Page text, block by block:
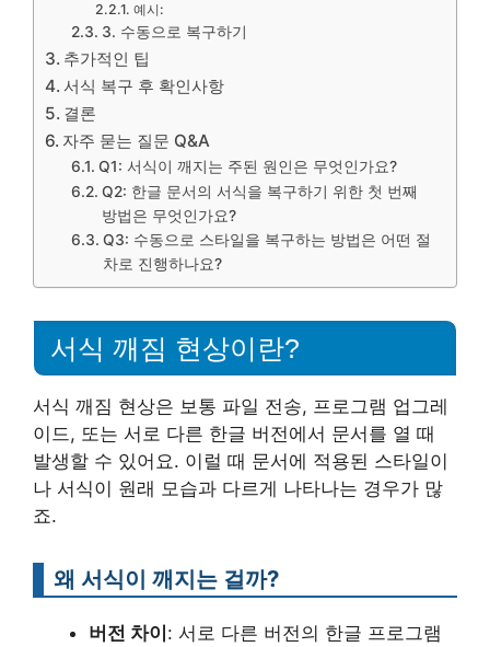
예시:
3. 수동으로 복구하기
추가적인 팁
서식 복구 후 확인사항
결론
자주 묻는 질문 Q&A
Q1: 서식이 깨지는 주된 원인은 무엇인가요?
Q2: 한글 문서의 서식을 복구하기 위한 첫 번째
방법은 무엇인가요?
Q3: 수동으로 스타일을 복구하는 방법은 어떤 절
차로 진행하나요?
서식 깨짐 현상이란?
서식 깨짐 현상은 보통 파일 전송, 프로그램 업그레
이드, 또는 서로 다른 한글 버전에서 문서를 열 때
발생할 수 있어요. 이럴 때 문서에 적용된 스타일이
나 서식이 원래 모습과 다르게 나타나는 경우가 많
죠.
왜 서식이 깨지는 걸까?
버전 차이: 서로 다른 버전의 한글 프로그램